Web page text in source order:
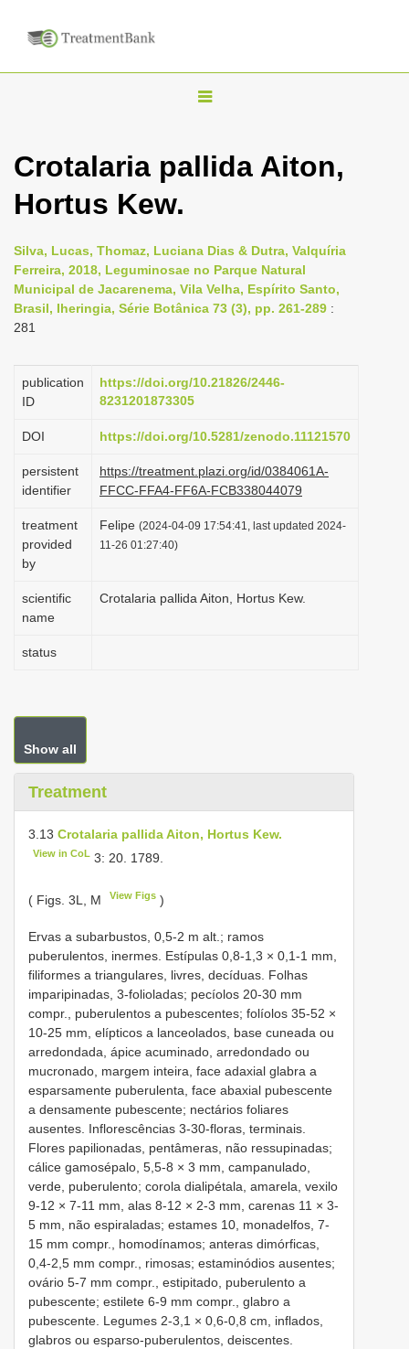
T
g
n
a
a
i
n
Crotalaria pallida Aiton,
Hortus Kew.
Silva, Lucas, Thomaz, Luciana Dias & Dutra, Valquíria
Ferreira, 2018, Leguminosae no Parque Natural
Municipal de Jacarenema, Vila Velha, Espírito Santo,
Brasil, Iheringia, Série Botânica 73 (3), pp. 261-289 :
281
publication
ID
https://doi.org/10.21826/2446-
8231201873305
DOI https://doi.org/10.5281/zenodo.11121570
persistent
identifier
https://treatment.plazi.org/id/0384061A-
FFCC-FFA4-FF6A-FCB338044079
treatment
provided
by
Felipe (2024-04-09 17:54:41, last updated 2024-
11-26 01:27:40)
scientific
name
Crotalaria pallida Aiton, Hortus Kew.
status
Show all
Treatment
3.13 Crotalaria pallida Aiton, Hortus Kew.
View in CoL 3: 20. 1789.
( Figs. 3L, M View Figs )
Ervas a subarbustos, 0,5-2 m alt.; ramos
puberulentos, inermes. Estípulas 0,8-1,3 × 0,1-1 mm,
filiformes a triangulares, livres, decíduas. Folhas
imparipinadas, 3-folioladas; pecíolos 20-30 mm
compr., puberulentos a pubescentes; folíolos 35-52 ×
10-25 mm, elípticos a lanceolados, base cuneada ou
arredondada, ápice acuminado, arredondado ou
mucronado, margem inteira, face adaxial glabra a
esparsamente puberulenta, face abaxial pubescente
a densamente pubescente; nectários foliares
ausentes. Inflorescências 3-30-floras, terminais.
Flores papilionadas, pentâmeras, não ressupinadas;
cálice gamosépalo, 5,5-8 × 3 mm, campanulado,
verde, puberulento; corola dialipétala, amarela, vexilo
9-12 × 7-11 mm, alas 8-12 × 2-3 mm, carenas 11 × 3-
5 mm, não espiraladas; estames 10, monadelfos, 7-
15 mm compr., homodínamos; anteras dimórficas,
0,4-2,5 mm compr., rimosas; estaminódios ausentes;
ovário 5-7 mm compr., estipitado, puberulento a
pubescente; estilete 6-9 mm compr., glabro a
pubescente. Legumes 2-3,1 × 0,6-0,8 cm, inflados,
glabros ou esparso-puberulentos, deiscentes.